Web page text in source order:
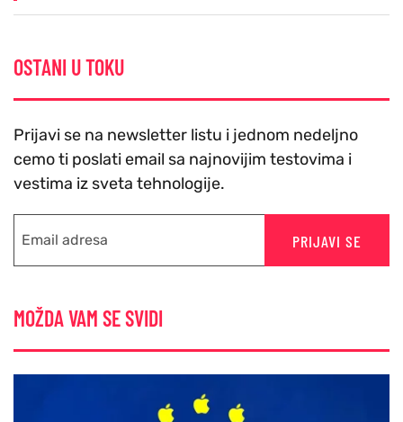
OSTANI U TOKU
Prijavi se na newsletter listu i jednom nedeljno
cemo ti poslati email sa najnovijim testovima i
vestima iz sveta tehnologije.
PRIJAVI SE
MOŽDA VAM SE SVIDI